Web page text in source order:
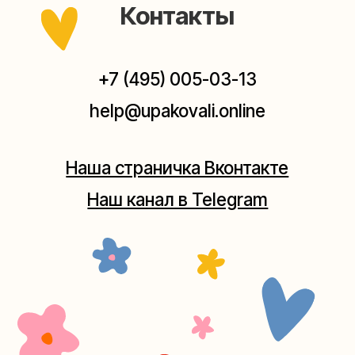
(как пройти)
Москва, ул.Таганская, дом 25-27
Мастерская на Плющихе
Мастерская на Таганке
+7 (980) 495-03-13
+7 (980) 156-03-13